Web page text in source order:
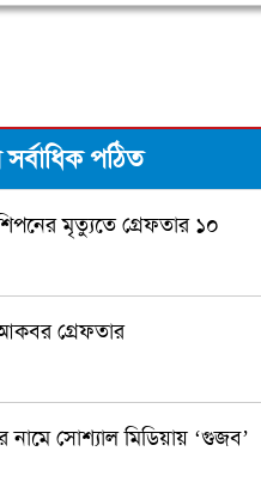
পঠিত
মৃত্যুতে গ্রেফতার ১০
গ্রেফতার
সোশ্যাল মিডিয়ায় ‘গুজব’